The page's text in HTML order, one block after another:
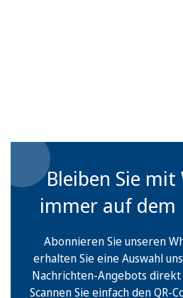
Bleiben Sie mit
immer auf dem
Abonnieren Sie unseren
erhalten Sie eine Auswahl
Nachrichten-Angebots
Scannen Sie einfach den QR-